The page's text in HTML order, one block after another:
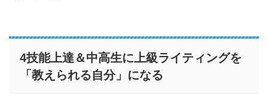
4技能上達＆中高生に上級ライティングを
「教えられる自分」になる